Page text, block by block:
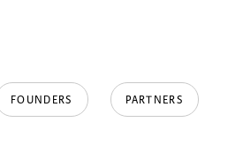
FOUNDERS PARTNERS